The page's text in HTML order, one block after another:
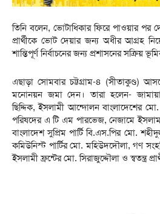
তিনি বলেন, ভোটাধিকার ফিরে পাওয়ার পর
প্রার্থীকে ভোট দেয়ার জন্য অধীর আগ্রহ
শান্তিপূর্ণ নির্বাচনের জন্য প্রশাসনের সক্রিয়
এছাড়া সোমবার চট্টগ্রাম-৪ (সীতাকুণ্ড)
মনোনয়ন জমা দেন। তারা হলেন-
ছিদ্দিক, ইসলামী আন্দোলন বাংলাদেশের
পরিষদের এ টি এম পারভেজ, নেজামে ইসলাম
বাংলাদেশ সুপ্রিম পার্টি বি.এস.পির মো.
কমিউনিস্ট পার্টির মো. মহিউদদৌলা, গণ
ইসলামী ফ্রন্টের মো. সিরাজুদ্দৌলা ও স্বতন্ত্র